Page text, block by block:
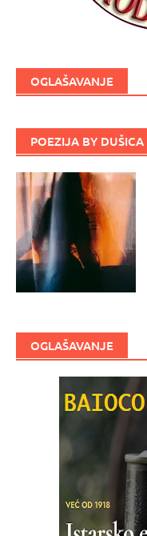
OGLAŠAVANJE
POEZIJA BY DUŠICA
OGLAŠAVANJE